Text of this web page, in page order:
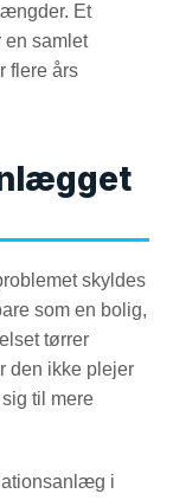
Et
en samlet
flere års
skyldes
som en bolig,
tørrer
den ikke plejer
til mere
i